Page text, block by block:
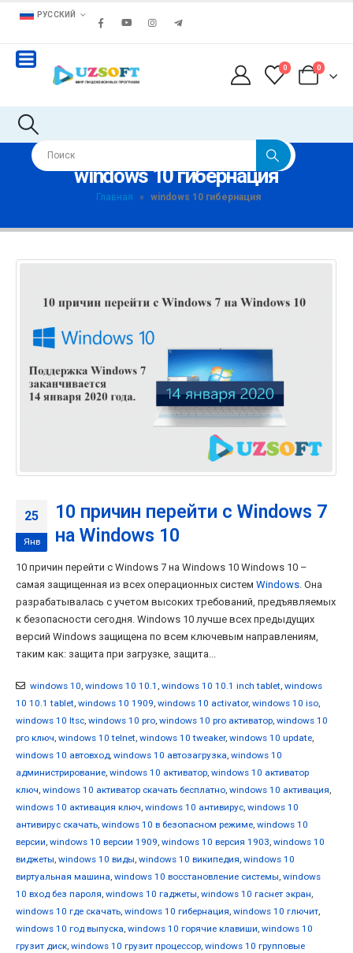
РУССКИЙ
0 0
windows 10 гибернация
Главная » windows 10 гибернация
25
Янв
10 причин перейти с Windows 7
на Windows 10
10 причин перейти с Windows 7 на Windows 10 Windows 10 –
самая защищенная из всех операционных систем Windows . Она
разрабатывалась с учетом высоких требований, предъявляемых
к безопасности сегодня. Windows 10 лучше всех предыдущих
версий Windows защищена по всем ключевым направлениям,
таким как: защита при загрузке, защита...
windows 10, windows 10 10.1 , windows 10 10.1 inch tablet, windows
10 10.1 tablet, windows 10 1909, windows 10 activator, windows 10 iso,
windows 10 ltsc, windows 10 pro, windows 10 pro активатор, windows 10
pro ключ, windows 10 telnet, windows 10 tweaker, windows 10 update,
windows 10 автовход, windows 10 автозагрузка, windows 10
администрирование, windows 10 активатор, windows 10 активатор
ключ, windows 10 активатор скачать бесплатно, windows 10 активация,
windows 10 активация ключ, windows 10 антивирус, windows 10
антивирус скачать, windows 10 в безопасном режиме, windows 10
версии, windows 10 версии 1909, windows 10 версия 1903, windows 10
виджеты, windows 10 виды, windows 10 википедия, windows 10
виртуальная машина, windows 10 восстановление системы, windows
10 вход без пароля, windows 10 гаджеты, windows 10 гаснет экран,
windows 10 где скачать, windows 10 гибернация, windows 10 глючит,
windows 10 год выпуска, windows 10 горячие клавиши, windows 10
грузит диск, windows 10 грузит процессор, windows 10 групповые